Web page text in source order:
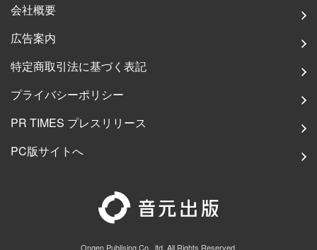
会社概要
広告案内
特定商取引法に基づく表記
プライバシーポリシー
PR TIMES プレスリリース
PC版サイトへ
Ongen Publising Co., ltd. All Rights Reserved.